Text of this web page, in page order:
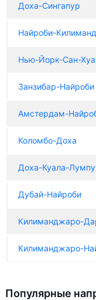
Доха-Сингапур
Найроби-
Нью-Йорк-Сан-
Занзибар-Найроби
Амстердам-
Коломбо-Доха
Доха-Куала-
Дубай-Найроби
Килиманджаро-
Килиманджаро-
Популярные